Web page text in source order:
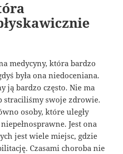
medycyny, która bardzo
była ona niedoceniana.
ją bardzo często. Nie ma
straciliśmy swoje zdrowie.
osoby, które uległy
Jest ona
jest wiele miejsc, gdzie
Czasami choroba nie